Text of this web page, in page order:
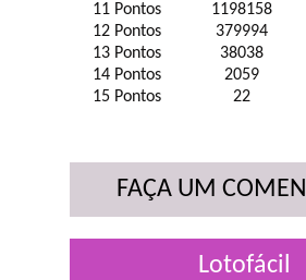
11 Pontos
1198158
12 Pontos
379994
13 Pontos
38038
14 Pontos
2059
15 Pontos
22
FAÇA UM
Lotofácil